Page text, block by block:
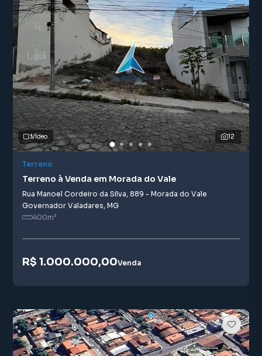
12
Vídeo
Terreno
Terreno à Venda em Morada do Vale
Rua Manoel Cordeiro da Silva, 889 - Morada do Vale
Governador Valadares, MG
400m²
R$ 1.000.000,00Venda